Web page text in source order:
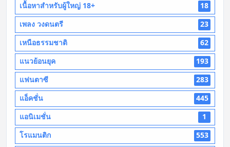
เนื้อหาสำหรับผู้ใหญ่ 18+
18
เพลง วงดนตรี
23
เหนือธรรมชาติ
62
แนวย้อนยุค
193
แฟนตาซี
283
แอ็คชั่น
445
แอนิเมชั่น
1
โรแมนติก
553